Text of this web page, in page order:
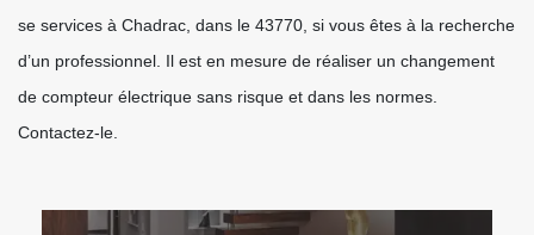
se services à Chadrac, dans le 43770, si vous êtes à la recherche
d’un professionnel. Il est en mesure de réaliser un changement
de compteur électrique sans risque et dans les normes.
Contactez-le.